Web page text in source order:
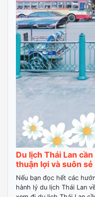
Giải đáp
theo gì
Kinh
những gì
Du lịch
này bạn